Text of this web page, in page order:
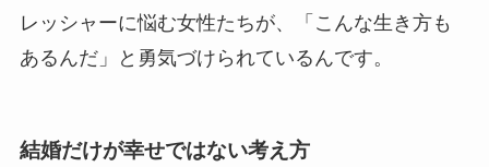
レッシャーに悩む女性たちが、「こんな生き方も
あるんだ」と勇気づけられているんです。
結婚だけが幸せではない考え方